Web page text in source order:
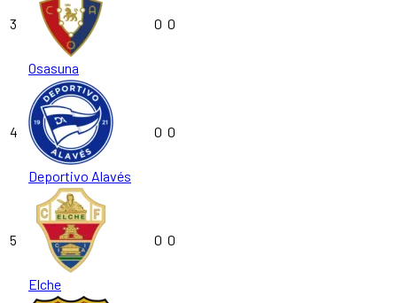
3
Osasuna
0 0
4
Deportivo Alavés
0 0
5
Elche
0 0